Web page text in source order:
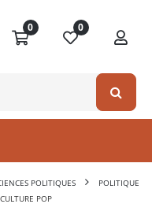
0 0
POLITIQUES
POLITIQUE
POP